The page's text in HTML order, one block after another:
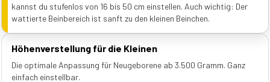
kannst du stufenlos von 16 bis 50 cm einstellen. Auch wichtig: Der
wattierte Beinbereich ist sanft zu den kleinen Beinchen.
Höhenverstellung für die Kleinen
Die optimale Anpassung für Neugeborene ab 3.500 Gramm. Ganz
einfach einstellbar.